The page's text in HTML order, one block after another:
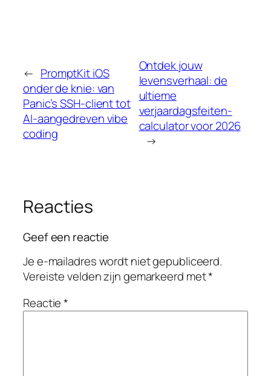
← PromptKit iOS
onder de knie: van
Panic’s SSH-client tot
AI-aangedreven vibe
coding
Ontdek jouw
levensverhaal: de
ultieme
verjaardagsfeiten-
calculator voor 2026
→
Reacties
Geef een reactie
Je e-mailadres wordt niet gepubliceerd.
Vereiste velden zijn gemarkeerd met*
Reactie*